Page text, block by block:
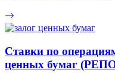
Cтавки по
ценных бумаг